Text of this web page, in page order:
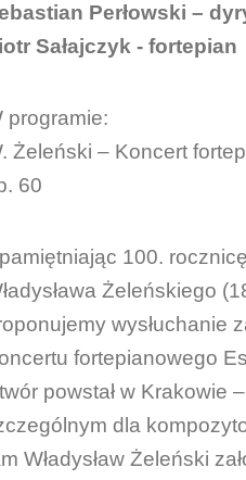
Perłowski –
Sałajczyk - fortepian
programie:
Żeleński – Koncert
60
100.
Żeleńskiego
wysłuchanie
fortepianowego
powstał w Krakowie
dla
Władysław Żeleński